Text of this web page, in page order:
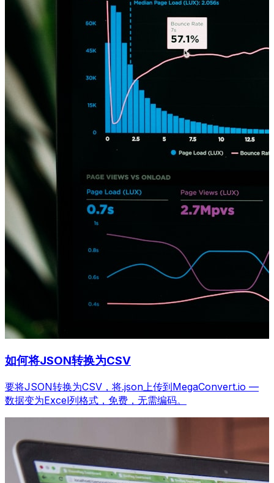
如何将JSON转换为CSV
要将JSON转换为CSV，将.json上传到MegaConvert.io —
数据变为Excel列格式，免费，无需编码。